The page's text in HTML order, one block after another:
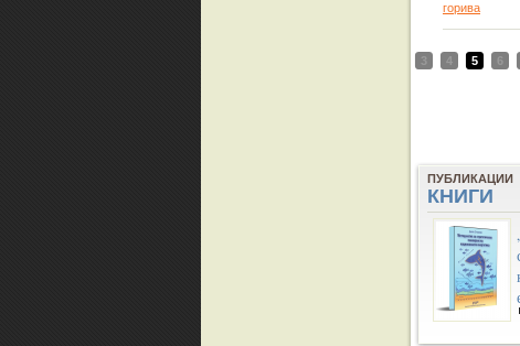
горива
3 4 5 6
ПУБЛИКАЦИИ
КНИГИ